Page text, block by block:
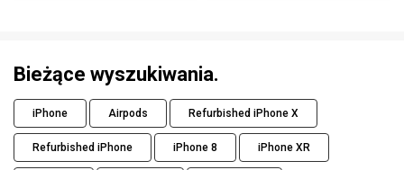
Bieżące wyszukiwania.
iPhone Airpods Refurbished iPhone X
Refurbished iPhone iPhone 8 iPhone XR